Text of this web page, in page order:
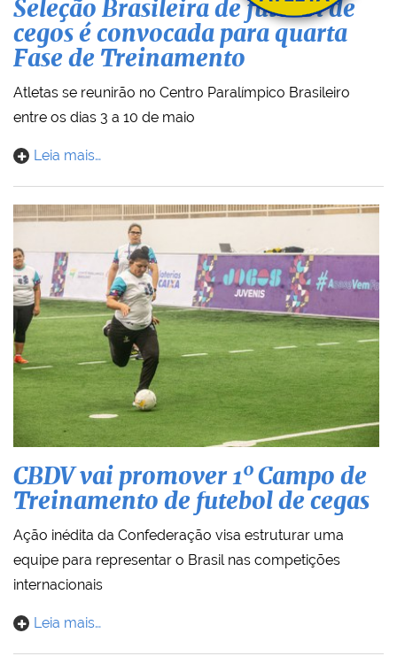
Seleção Brasileira de futebol de
cegos é convocada para quarta
Fase de Treinamento
Atletas se reunirão no Centro Paralímpico Brasileiro
entre os dias 3 a 10 de maio
Leia mais…
CBDV vai promover 1º Campo de
Treinamento de futebol de cegas
Ação inédita da Confederação visa estruturar uma
equipe para representar o Brasil nas competições
internacionais
Leia mais…